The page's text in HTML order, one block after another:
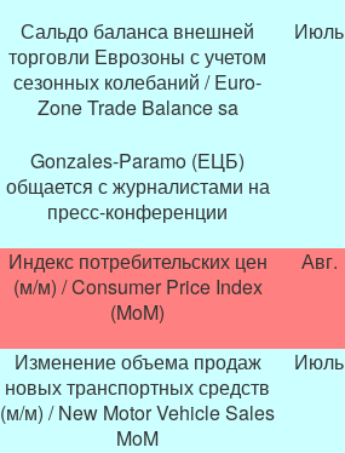
Сальдо баланса внешней
торговли Еврозоны с учетом
сезонных колебаний / Euro-
Zone Trade Balance sa
Июль
Gonzales-Paramo (ЕЦБ)
общается с журналистами на
пресс-конференции
Индекс потребительских цен
(м/м) / Consumer Price Index
(MoM)
Авг.
Изменение объема продаж
новых транспортных средств
(м/м) / New Motor Vehicle Sales
MoM
Июль